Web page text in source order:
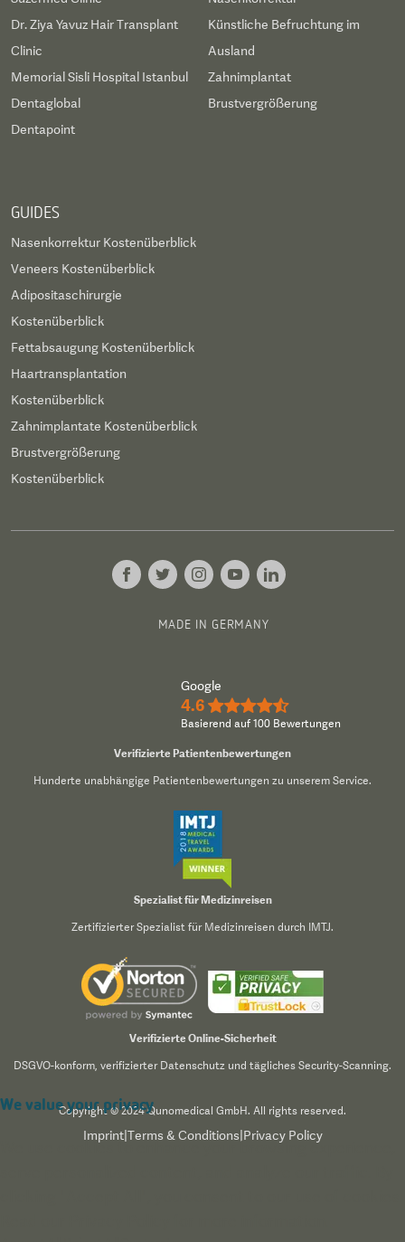
Dr. Ziya Yavuz Hair Transplant
Clinic
Memorial Sisli Hospital Istanbul
Dentaglobal
Dentapoint
Künstliche Befruchtung im
Ausland
Zahnimplantat
Brustvergrößerung
GUIDES
Nasenkorrektur Kostenüberblick
Veneers Kostenüberblick
Adipositaschirurgie
Kostenüberblick
Fettabsaugung Kostenüberblick
Haartransplantation
Kostenüberblick
Zahnimplantate Kostenüberblick
Brustvergrößerung
Kostenüberblick
MADE IN GERMANY
Google
4.6 ★★★★½
Basierend auf 100 Bewertungen
Verifizierte Patientenbewertungen
Hunderte unabhängige Patientenbewertungen zu unserem Service.
Spezialist für Medizinreisen
Zertifizierter Spezialist für Medizinreisen durch IMTJ.
Verifizierte Online-Sicherheit
DSGVO-konform, verifizierter Datenschutz und tägliches Security-Scanning.
Copyright © 2024 Qunomedical GmbH. All rights reserved.
Imprint| Terms & Conditions Privacy Policy
We value your privacy
We use cookies to enhance your browsing experience,